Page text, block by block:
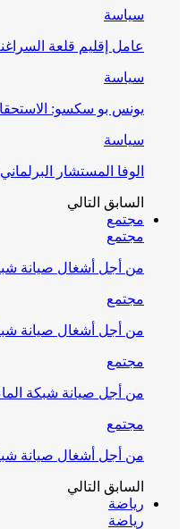
سياسة
عامل إقليم قلعة السراغنة يطلق
سياسة
يونس بو سكسو:
سياسة
الوفا المستشار
السابق التالي
مجتمع
مجتمع
من أجل أشغال صيانة
مجتمع
من أجل أشغال صيانة
مجتمع
من أجل صيانة شبكة
مجتمع
من أجل أشغال صيانة
السابق التالي
رياضة
رياضة